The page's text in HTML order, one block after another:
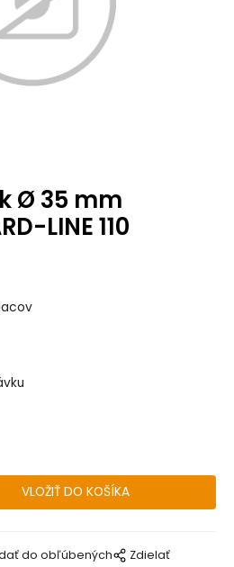
Ø 35 mm
LINE 110
do obľúbených Zdielať